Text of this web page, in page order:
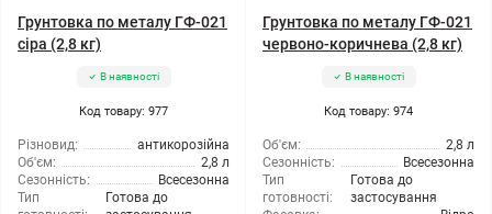
Грунтовка по металу ГФ-021
сіра (2,8 кг)
В наявності
Код товару: 977
Різновид:
антикорозійна
Об'єм:
2,8 л
Сезонність:
Всесезонна
Тип
Готова до
Грунтовка по металу ГФ-021
червоно-коричнева (2,8 кг)
В наявності
Код товару: 974
Об'єм:
2,8 л
Сезонність:
Всесезонна
Тип
готовності:
Готова до
застосування